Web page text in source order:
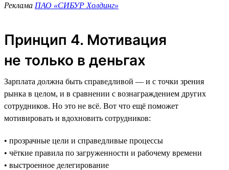
Реклама ПАО «СИБУР Холдинг»
Принцип 4. Мотивация
не только в деньгах
Зарплата должна быть справедливой — и с точки зрения
рынка в целом, и в сравнении с вознаграждением других
сотрудников. Но это не всё. Вот что ещё поможет
мотивировать и вдохновить сотрудников:
• прозрачные цели и справедливые процессы
• чёткие правила по загруженности и рабочему времени
• выстроенное делегирование